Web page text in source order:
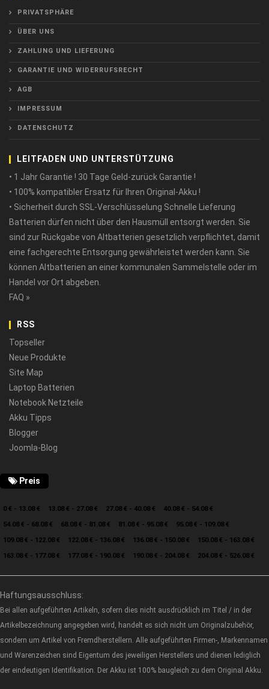
PRIVATSPHÄRE
ÜBER UNS
ZAHLUNG UND LIEFERUNG
GARANTIE UND WIDERRUFSRECHT
AGB
IMPRESSUM
DATENSCHUTZ
LEITFADEN UND UNTERSTÜTZUNG
• 1 Jahr Garantie ! 30 Tage Geld-zurück Garantie !
• 100% kompatibler Ersatz für Ihren Original-Akku !
• Sicherheit durch SSL-Verschlüsselung Schnelle Lieferung
Batterien dürfen nicht über den Hausmüll entsorgt werden. Sie
sind zur Rückgabe von Altbatterien gesetzlich verpflichtet, damit
eine fachgerechte Entsorgung gewährleistet werden kann. Sie
können Altbatterien an einer kommunalen Sammelstelle oder im
Handel vor Ort abgeben.
FAQ »
RSS
Topseller
Neue Produkte
Site Map
Laptop Batterien
Notebook Netzteile
Akku Tipps
Blogger
Joomla-Blog
Preis
0 € - 13.08 € 13.08 € - 27.08 € 27.08 € - 40.08 €
40.08 € - 54.08 €
54.08 € - 68.08 €
68.08 € - 81.08 € 81.08 € - 95.08 €
95.08 € - 109.08 €
109.08 € - 122.08 €
122.08 € - 136.08 € 136.08 € - 150.08 €
150.08 € - 163.08 €
163.08 € - 177.08 €
177.08 € - 190.08 € 190.08 € - 204.08 € 204.08 € - 526.08 €
Haftungsausschluss:
Bei allen aufgeführten Artikeln, sofern dies nicht ausdrücklich im Titel / in der
Artikelbezeichnung angegeben wird, handelt es sich nicht um Originalzubehör,
sondern um Artikel von Fremdherstellern. Alle aufgeführten Firmen-, Markennamen
und Warenzeichen sind Eigentum des jeweiligen Herstellers und dienen lediglich
der eindeutigen Identifikation. Der Akku ist 100% baugleich zu dem Original Akku.